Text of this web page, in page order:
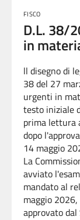
FISCO
D.L. 38/
in
ll disegno di
38 del 27
urgenti in
testo iniziale
prima lettura
dopo
14 maggio
La
avviato
mandato al
maggio
approvato dal